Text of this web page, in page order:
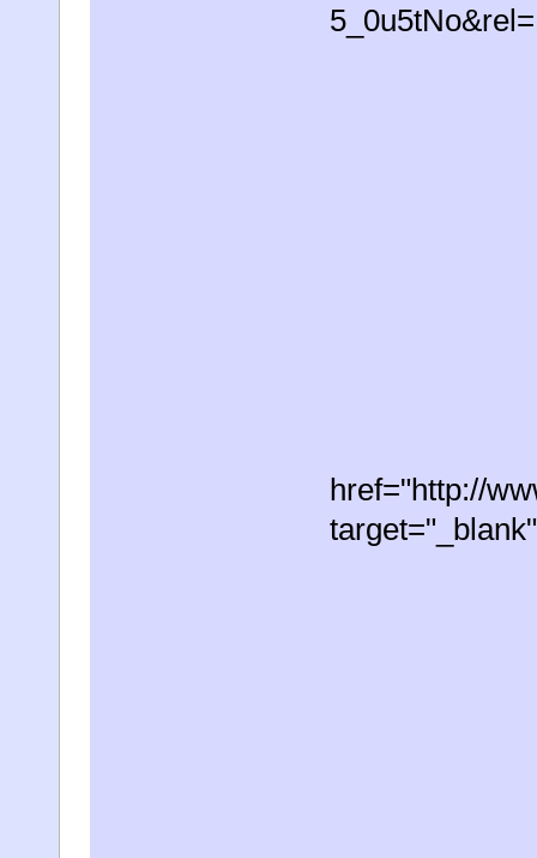
href="http://